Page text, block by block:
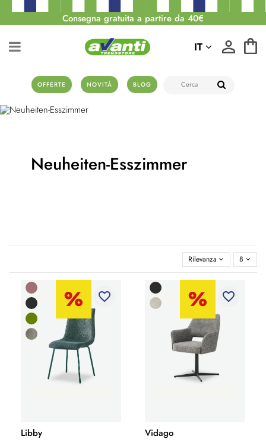
Consegna gratuita a partire da 40€
OFFERTE NOVITÀ BLOG
IT
Neuheiten-Esszimmer
Rilevanza 8
favorite_border
Libby
favorite_border
Vidago